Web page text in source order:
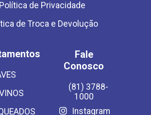
Política de Privacidade
de Troca e Devolução
Fale
Conosco
(81) 3788-
1000
Instagram